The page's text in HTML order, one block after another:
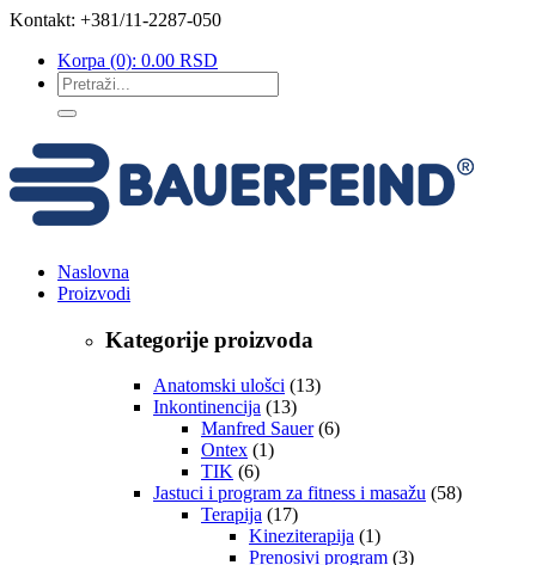
Kontakt: +381/11-2287-050
Korpa (0): 0.00 RSD
Naslovna
Proizvodi
Kategorije proizvoda
Anatomski ulošci (13)
Inkontinencija (13)
Manfred Sauer (6)
Ontex (1)
TIK (6)
Jastuci i program za fitness i masažu (58)
Terapija (17)
Kineziterapija (1)
Prenosivi program (3)